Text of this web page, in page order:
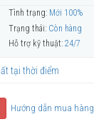
Tình trạng: Mới 100%
Trạng thái: Còn hàng
Hỗ trợ kỹ thuật: 24/7
tại thời điểm
Hướng dẫn mua hàng